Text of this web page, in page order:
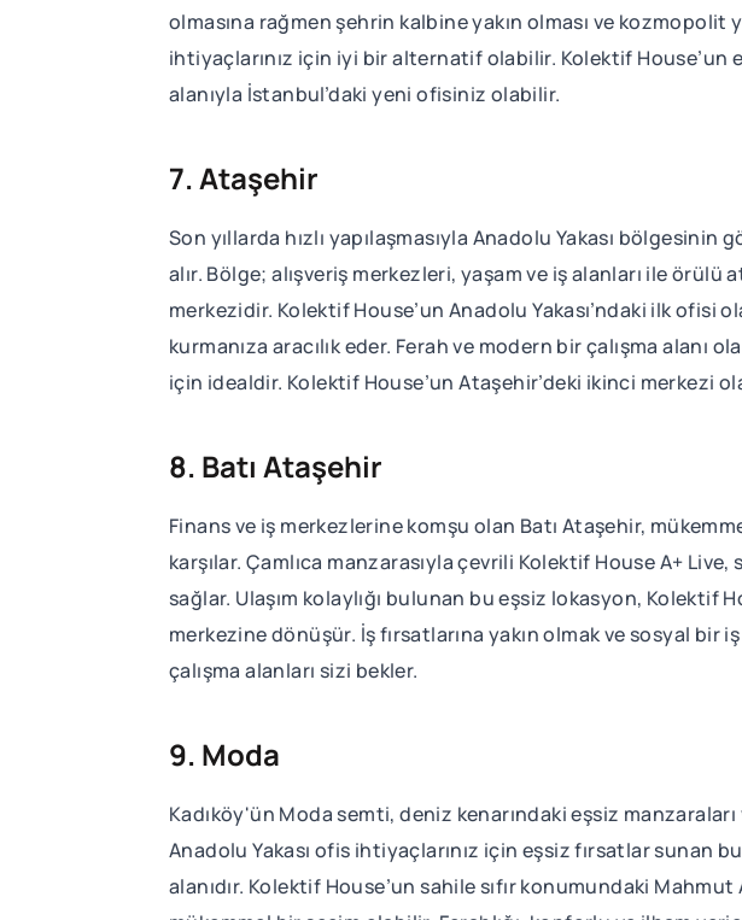
olmasına rağmen şehrin kalbine yakın olması ve kozmopolit
ihtiyaçlarınız için iyi bir alternatif olabilir. Kolektif House’un
alanıyla İstanbul’daki yeni ofisiniz olabilir.
7. Ataşehir
Son yıllarda hızlı yapılaşmasıyla Anadolu Yakası
alır. Bölge; alışveriş merkezleri, yaşam ve iş alanları ile
merkezidir. Kolektif House’un Anadolu Yakası’ndaki ilk ofisi
kurmanıza aracılık eder. Ferah ve modern bir çalışma alanı
için idealdir. Kolektif House’un Ataşehir’deki ikinci merkezi
8. Batı Ataşehir
Finans ve iş merkezlerine komşu olan Batı Ataşehir,
karşılar. Çamlıca manzarasıyla çevrili Kolektif House A+
sağlar. Ulaşım kolaylığı bulunan bu eşsiz lokasyon, Kolektif
merkezine dönüşür. İş fırsatlarına yakın olmak ve sosyal bir
çalışma alanları sizi bekler.
9. Moda
Kadıköy'ün Moda semti, deniz kenarındaki eşsiz
Anadolu Yakası ofis ihtiyaçlarınız için eşsiz fırsatlar
alanıdır. Kolektif House’un sahile sıfır konumundaki